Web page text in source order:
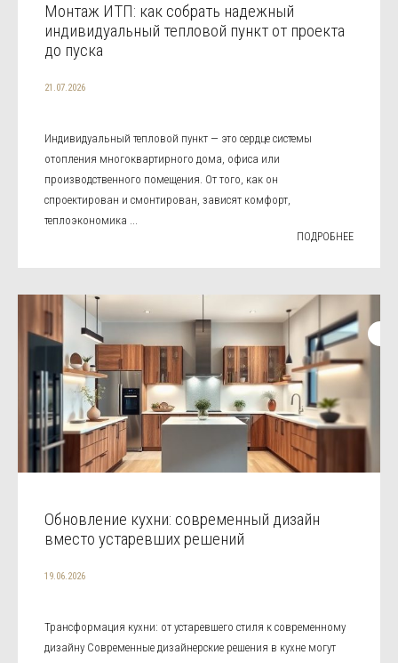
Монтаж ИТП: как собрать надежный
индивидуальный тепловой пункт от проекта
до пуска
21.07.2026
Индивидуальный тепловой пункт — это сердце системы
отопления многоквартирного дома, офиса или
производственного помещения. От того, как он
спроектирован и смонтирован, зависят комфорт,
теплоэкономика ...
ПОДРОБНЕЕ
Обновление кухни: современный дизайн
вместо устаревших решений
19.06.2026
Трансформация кухни: от устаревшего стиля к современному
дизайну Современные дизайнерские решения в кухне могут